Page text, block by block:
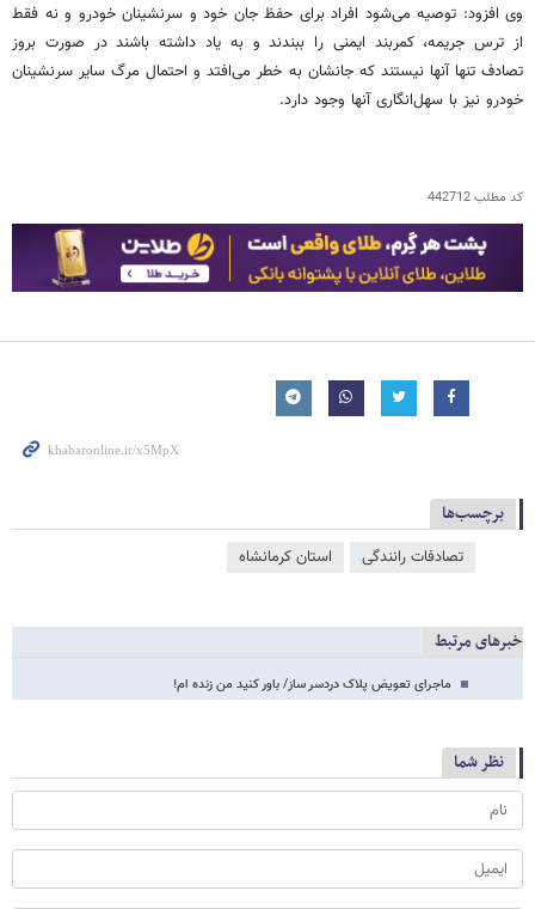
وی افزود: توصیه می‌شود افراد برای حفظ جان خود و سرنشینان خودرو و نه فقط
از ترس جریمه، کمربند ایمنی را ببندند و به یاد داشته باشند در صورت بروز
تصادف تنها آنها نیستند که جانشان به خطر می‌افتد و احتمال مرگ سایر سرنشینان
خودرو نیز با سهل‌انگاری آنها وجود دارد.
کد مطلب442712
برچسب‌ها
تصادفات رانندگی استان کرمانشاه
خبرهای مرتبط
ماجرای تعویض پلاک دردسر ساز/ باور کنید من زنده ام!
نظر شما